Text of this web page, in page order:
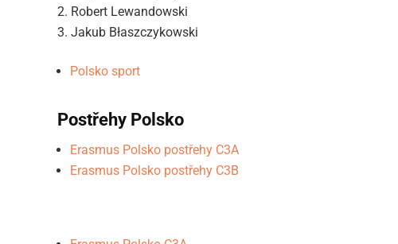
Robert Lewandowski
Jakub Błaszczykowski
Polsko sport
Postřehy Polsko
Erasmus Polsko postřehy C3A
Erasmus Polsko postřehy C3B